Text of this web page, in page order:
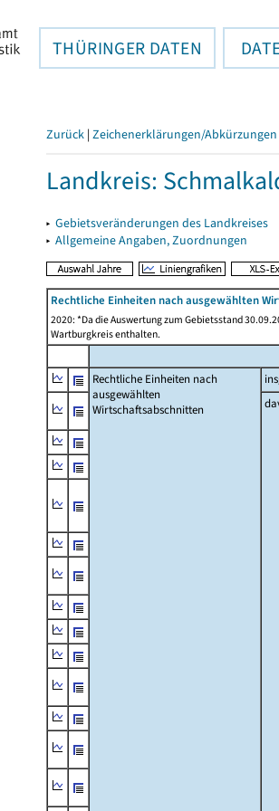
THÜRINGER DATEN
Zurück | Zeichenerklärungen/Abkürzungen
Landkreis:
▸ Gebietsveränderungen des Landkreises
▸ Allgemeine Angaben, Zuordnungen
Rechtliche Einheiten nach ausgewählten
2020: *Da die Auswertung zum Gebietsstand
Wartburgkreis enthalten.
Rechtliche Einheiten nach
ausgewählten
Wirtschaftsabschnitten